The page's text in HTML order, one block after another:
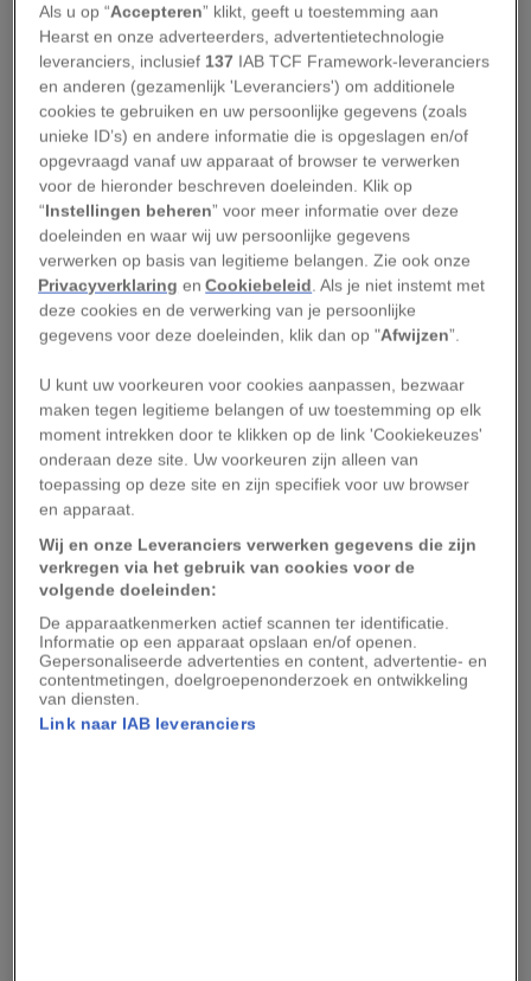
BEKIJK GALERIJ
Februari is Big Cat Month op National Geographic
Wild! Daarom is de zender de hele maand gratis te
ontvangen, lees hier meer >
Mensen zijn al jaren gefascineerd door grote
katten, de acht grootste van de 37 soorten wilde
katten op aarde. “Van alle grote dieren zijn zij
wellicht het magnifiekst, meest iconisch en
wetenschapper Luke Dollar, een Emerging
Explorer van National Geographic. Hun
afmetingen en hun kracht maken van de grote
katten de toproofdieren en ze helpen het
evenwicht te bewaren door prooidierpopulaties
in de hand te houden, zegt Dollar.
Maar de roofdierkwaliteiten en hun grote
afmetingen maakt van de grote katten ook een
makkelijk slachtoffer. Alle grote katten raken hun
leefgebied kwijt, veel ervan wordt opgegeten
Als u op “Accepteren” klikt, geeft u toestemming aan
Hearst en onze adverteerders, advertentietechnologie
leveranciers, inclusief 137 IAB TCF Framework-leveranciers
en anderen (gezamenlijk 'Leveranciers') om additionele
cookies te gebruiken en uw persoonlijke gegevens (zoals
unieke ID’s) en andere informatie die is opgeslagen en/of
opgevraagd vanaf uw apparaat of browser te verwerken
voor de hieronder beschreven doeleinden. Klik op
“Instellingen beheren” voor meer informatie over deze
doeleinden en waar wij uw persoonlijke gegevens
verwerken op basis van legitieme belangen. Zie ook onze
Privacyverklaring enCookiebeleid. Als je niet instemt met
deze cookies en de verwerking van je persoonlijke
gegevens voor deze doeleinden, klik dan op "Afwijzen”.
U kunt uw voorkeuren voor cookies aanpassen, bezwaar
maken tegen legitieme belangen of uw toestemming op elk
moment intrekken door te klikken op de link 'Cookiekeuzes'
onderaan deze site. Uw voorkeuren zijn alleen van
toepassing op deze site en zijn specifiek voor uw browser
en apparaat.
Wij en onze Leveranciers verwerken gegevens die zijn
verkregen via het gebruik van cookies voor de
volgende doeleinden:
De apparaatkenmerken actief scannen ter identificatie.
Informatie op een apparaat opslaan en/of openen.
Gepersonaliseerde advertenties en content, advertentie- en
contentmetingen, doelgroepenonderzoek en ontwikkeling
van diensten.
Link naar IAB leveranciers